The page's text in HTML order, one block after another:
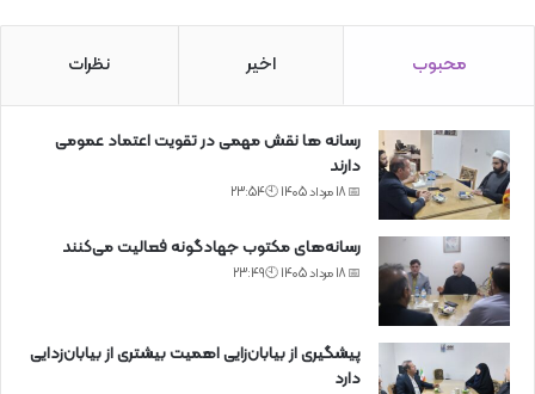
محبوب اخیر نظرات
رسانه ها نقش مهمی در تقویت اعتماد عمومی
دارند
📅 18 مرداد 1405 🕙23:54
رسانه‌های مکتوب جهادگونه فعالیت می‌کنند
📅 18 مرداد 1405 🕙23:49
پیشگیری از بیابان‌زایی اهمیت بیشتری از بیابان‌زدایی
دارد